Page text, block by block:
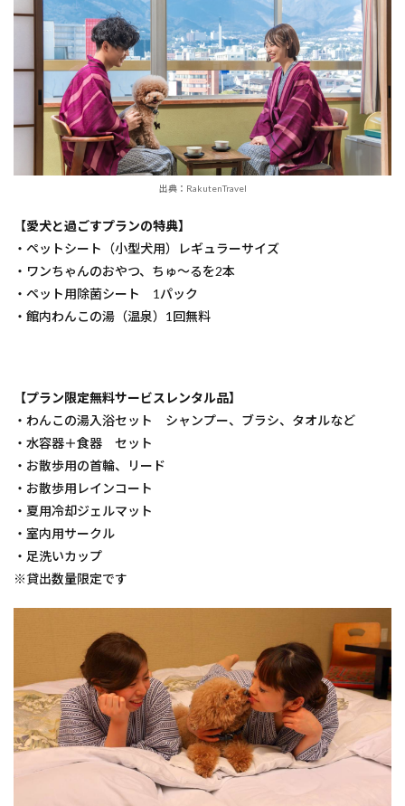
出典：RakutenTravel
【愛犬と過ごすプランの特典】
・ペットシート（小型犬用）レギュラーサイズ
・ワンちゃんのおやつ、ちゅ〜るを2本
・ペット用除菌シート 1パック
・館内わんこの湯（温泉）1回無料
【プラン限定無料サービスレンタル品】
・わんこの湯入浴セット シャンプー、ブラシ、タオルなど
・水容器＋食器 セット
・お散歩用の首輪、リード
・お散歩用レインコート
・夏用冷却ジェルマット
・室内用サークル
・足洗いカップ
※貸出数量限定です